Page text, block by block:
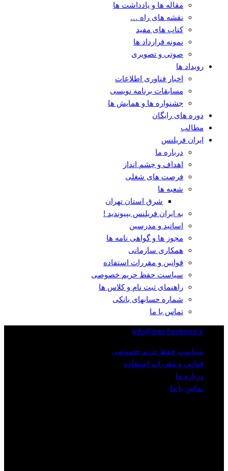
مقاله ها و یادداشت ها
نقشه های راه …
کتاب های مفید
نمونه قرارداد ها
صوتی و تصویری
رویداد ها
اخبار فناوری اطلاعات
مسابقات برنامه نویسی
جشنواره ها و همایش ها
دوره های رایگان
مطالب
ایران فریلنس
درباره ما
اهداف و چشم انداز
فرصت های شغلی
شعبه ها
شرق استان تهران
به ایران فریلنس بپیوندید !
اساتید و مدرسین
مجوز ها و گواهی نامه ها
همکاری سازمانی
قوانین و مقررات استفاده
سیاست حفظ حریم خصوصی
راهنمای ثبت نام و کلاس ها
شماره حسابهای بانکی
تماس با ما
Info@iran-freelance.ir
سیاست حفظ حریم خصوصی
قوانین و مقررات استفاده
درباره ما
تماس با ما